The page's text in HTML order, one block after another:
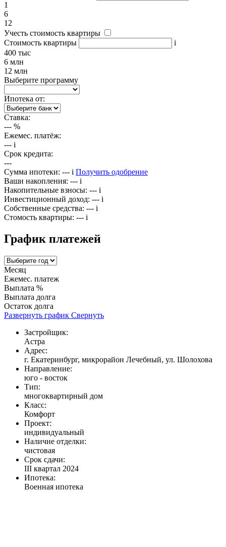
1
6
12
Учесть стоимость квартиры
Стоимость квартиры
i
400 тыс
6 млн
12 млн
Выберите программу
Ипотека от:
Ставка:
--- %
Ежемес. платёж:
--- i
Срок кредита:
---
Сумма ипотеки: --- i Получить одобрение
Ваши накопления: --- i
Накопительные взносы: --- i
Инвестиционный доход: --- i
Собственные средства: --- i
Стомость квартиры: --- i
График платежей
Месяц
Ежемес. платеж
Выплата %
Выплата долга
Остаток долга
Развернуть график Свернуть
Застройщик:
Астра
Адрес:
г. Екатеринбург, микрорайон Лечебный, ул. Шолохова
Направление:
юго - восток
Тип:
многоквартирный дом
Класс:
Комфорт
Проект:
индивидуальный
Наличие отделки:
чистовая
Срок сдачи:
III квартал 2024
Ипотека:
Военная ипотека